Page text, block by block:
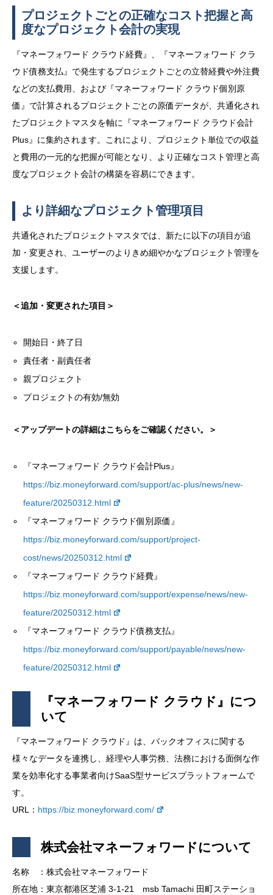
プロジェクトごとの正確なコスト把握と高
度なプロジェクト会計の実現
『マネーフォワード クラウド経費』、『マネーフォワード クラ
ウド債務支払』で発生するプロジェクトごとの立替経費や外注費
などの支払費用、および『マネーフォワード クラウド個別原
価』で計算されるプロジェクトごとの原価データが、共通化され
たプロジェクトマスタを軸に『マネーフォワード クラウド会計
Plus』に集約されます。これにより、プロジェクト単位での収益
と費用の一元的な把握が可能となり、より正確なコスト管理と高
度なプロジェクト会計の構築を容易にできます。
より詳細なプロジェクト管理項目
共通化されたプロジェクトマスタでは、新たに以下の項目が追
加・変更され、ユーザーのよりきめ細やかなプロジェクト管理を
支援します。
＜追加・変更された項目＞
開始日・終了日
責任者・副責任者
親プロジェクト
プロジェクトの有効/無効
＜アップデートの詳細はこちらをご確認ください。＞
『マネーフォワード クラウド会計Plus』
https://biz.moneyforward.com/support/ac-plus/news/new-
feature/20250312.html
『マネーフォワード クラウド個別原価』
https://biz.moneyforward.com/support/project-
cost/news/20250312.html
『マネーフォワード クラウド経費』
https://biz.moneyforward.com/support/expense/news/new-
feature/20250312.html
『マネーフォワード クラウド債務支払』
https://biz.moneyforward.com/support/payable/news/new-
feature/20250312.html
『マネーフォワード クラウド』につ
いて
『マネーフォワード クラウド』は、バックオフィスに関する
様々なデータを連携し、経理や人事労務、法務における面倒な作
業を効率化する事業者向けSaaS型サービスプラットフォームで
す。
URL： https://biz.moneyforward.com/
株式会社マネーフォワードについて
名称 ：株式会社マネーフォワード
所在地：東京都港区芝浦 3-1-21 msb Tamachi 田町ステーショ